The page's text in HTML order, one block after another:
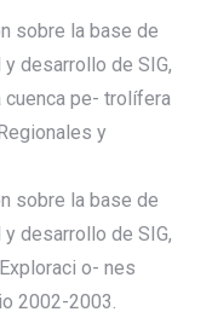
sobre la base de
desarrollo de SIG,
cuenca pe- trolífera
y
sobre la base de
desarrollo de SIG,
o- nes
2002-2003.